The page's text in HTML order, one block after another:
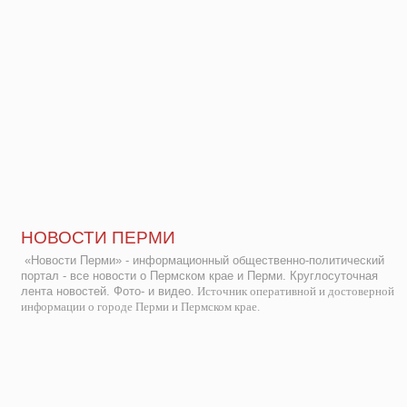
НОВОСТИ ПЕРМИ
«Новости Перми» - информационный общественно-политический
портал - все новости о Пермском крае и Перми. Круглосуточная
лента новостей. Фото- и видео. Источник оперативной и достоверной
информации о городе Перми и Пермском крае.